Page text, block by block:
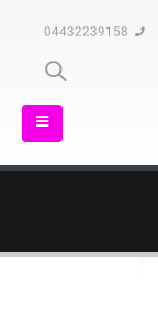
04432239158